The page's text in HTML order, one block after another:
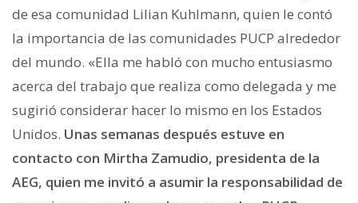
de esa comunidad Lilian Kuhlmann, quien le contó
la importancia de las comunidades PUCP alrededor
del mundo. «Ella me habló con mucho entusiasmo
acerca del trabajo que realiza como delegada y me
sugirió considerar hacer lo mismo en los Estados
Unidos. Unas semanas después estuve en
contacto con Mirtha Zamudio, presidenta de la
AEG, quien me invitó a asumir la responsabilidad de